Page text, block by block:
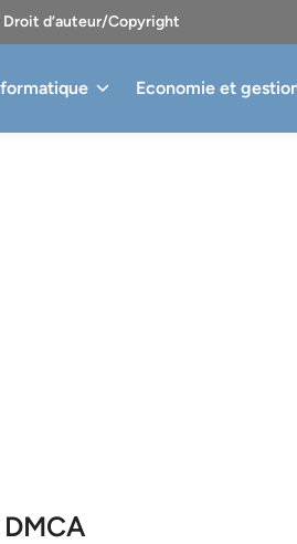
Droit d’auteur/Copyright
Economie et